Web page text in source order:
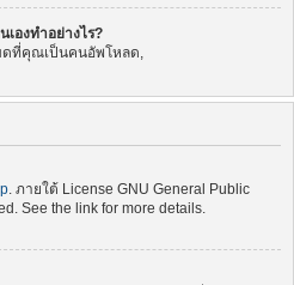
องทำอย่างไร?
ดที่คุณเป็นคนอัพโหลด,
. ภายใต้ License GNU General Public
See the link for more details.